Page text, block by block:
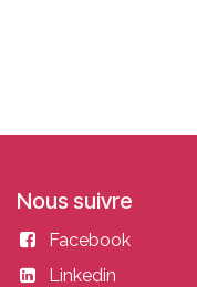
Nous suivre
Facebook
Linkedin